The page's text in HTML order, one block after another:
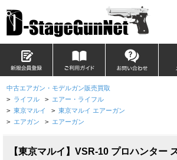
中古エアガン・モデルガン販売買取
> ライフル > エアー・ライフル
> 東京マルイ > 東京マルイ エアーガン
> エアガン > エアーガン
【東京マルイ】VSR-10 プロハンター